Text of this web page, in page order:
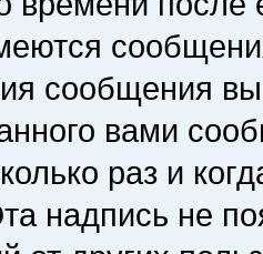
сообщения
вами
раз и
надпись не